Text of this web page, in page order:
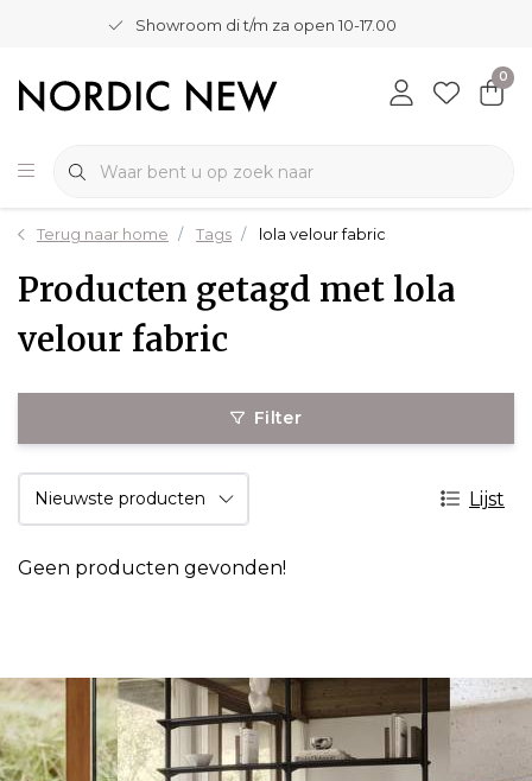
Showroom di t/m za open 10-17.00
0
Terug naar home Tags lola velour fabric
Producten getagd met lola
velour fabric
Filter
Lijst
Geen producten gevonden!